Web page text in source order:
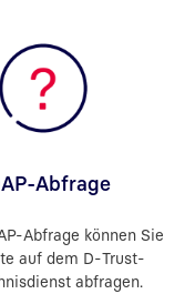
Abfrage
Abfrage können Sie
auf dem D-Trust-
abfragen.